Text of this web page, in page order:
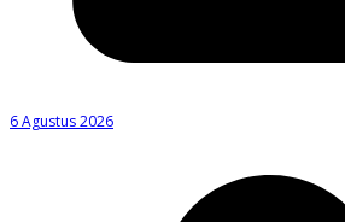
6 Agustus 2026